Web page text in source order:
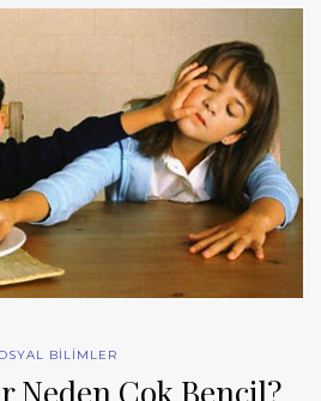
BİLİMLER
Neden Çok Bencil?